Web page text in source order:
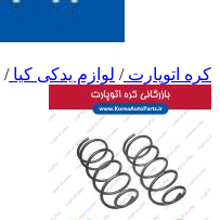
کره اتوپارت/ لوازم یدکی کیا/